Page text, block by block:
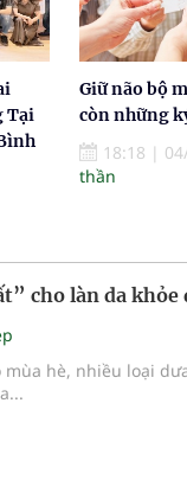
Tại
Giữ não bộ
còn những
18:18 |
thần
cho làn da khỏe
hè, nhiều loại